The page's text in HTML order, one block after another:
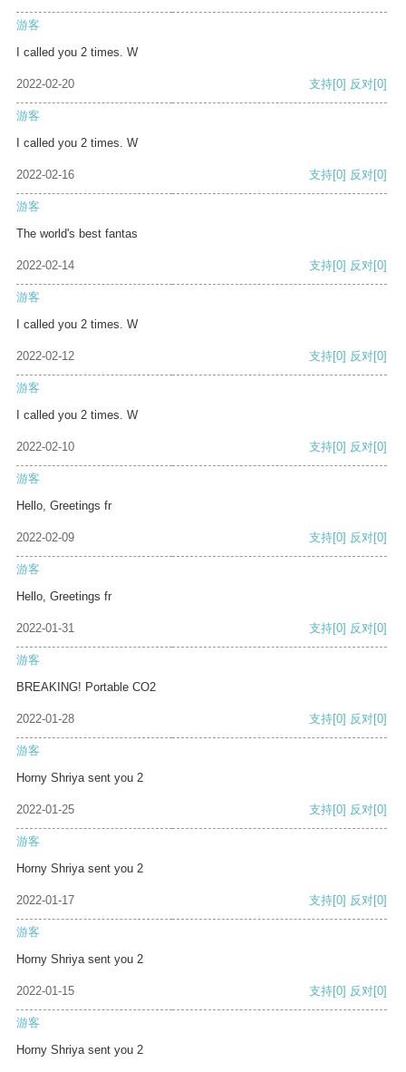
游客
I called you 2 times. W
2022-02-20 支持[0] 反对[0]
游客
I called you 2 times. W
2022-02-16 支持[0] 反对[0]
游客
The world's best fantas
2022-02-14 支持[0] 反对[0]
游客
I called you 2 times. W
2022-02-12 支持[0] 反对[0]
游客
I called you 2 times. W
2022-02-10 支持[0] 反对[0]
游客
Hello, Greetings fr
2022-02-09 支持[0] 反对[0]
游客
Hello, Greetings fr
2022-01-31 支持[0] 反对[0]
游客
BREAKING! Portable CO2
2022-01-28 支持[0] 反对[0]
游客
Horny Shriya sent you 2
2022-01-25 支持[0] 反对[0]
游客
Horny Shriya sent you 2
2022-01-17 支持[0] 反对[0]
游客
Horny Shriya sent you 2
2022-01-15 支持[0] 反对[0]
游客
Horny Shriya sent you 2